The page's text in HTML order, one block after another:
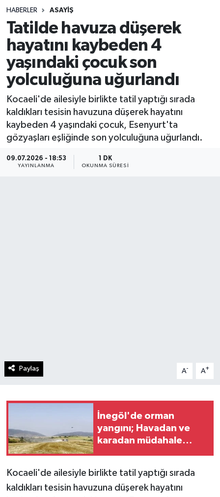
HABERLER ASAYIŞ
Tatilde havuza düşerek
hayatını kaybeden 4
yaşındaki çocuk son
yolculuğuna uğurlandı
Kocaeli'de ailesiyle birlikte tatil yaptığı sırada
kaldıkları tesisin havuzuna düşerek hayatını
kaybeden 4 yaşındaki çocuk, Esenyurt'ta
gözyaşları eşliğinde son yolculuğuna uğurlandı.
09.07.2026 - 18:53
YAYINLANMA
1 DK
OKUNMA SÜRESI
Paylaş A- A+
İnegöl'de orman
yangını; Havadan ve
karadan müdahale
Kocaeli'de ailesiyle birlikte tatil yaptığı sırada
kaldıkları tesisin havuzuna düşerek hayatını
Spor
Teknoloji